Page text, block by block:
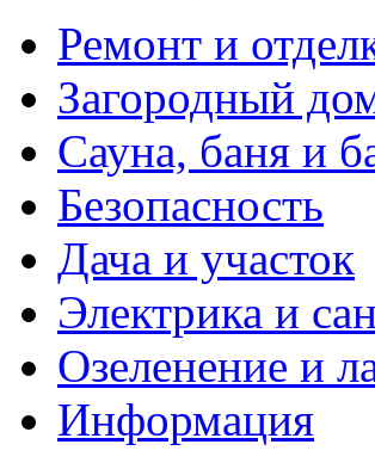
Ремонт и
Загородный
Сауна, баня и
Безопасность
Дача и участок
Электрика и
Озеленение и
Информация